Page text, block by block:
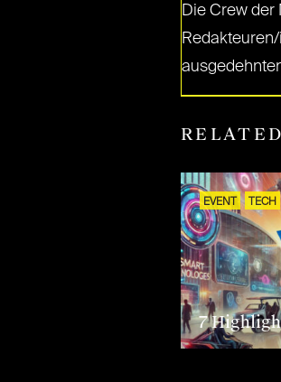
Die Crew
EVENT TECH
7